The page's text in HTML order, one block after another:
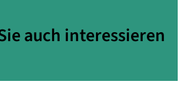
auch interessieren